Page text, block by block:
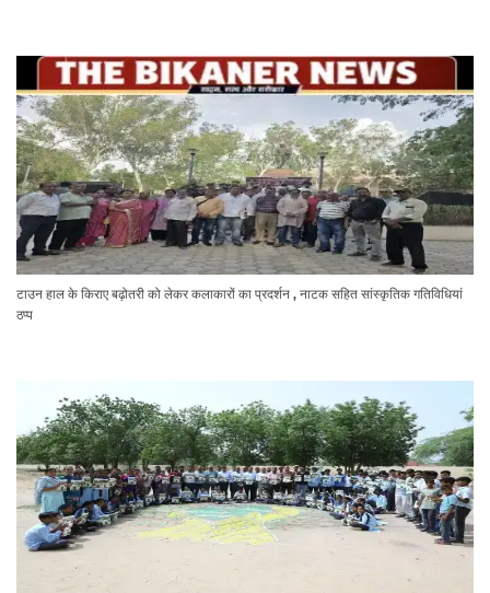
टाउन हाल के किराए बढ़ोतरी को लेकर कलाकारों का प्रदर्शन , नाटक सहित सांस्कृतिक गतिविधियां
ठप्प